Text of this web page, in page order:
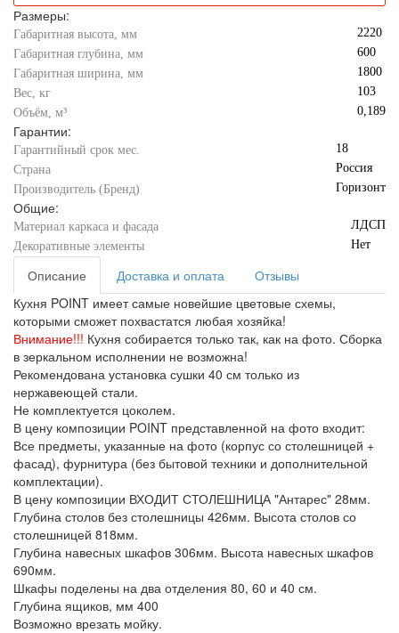
Размеры:
Габаритная высота, мм
2220
Габаритная глубина, мм
600
Габаритная ширина, мм
1800
Вес, кг
103
Объём, м³
0,189
Гарантии:
Гарантийный срок мес.
18
Страна
Россия
Производитель (Бренд)
Горизонт
Общие:
Материал каркаса и фасада
ЛДСП
Декоративные элементы
Нет
Описание Доставка и оплата
Отзывы
Кухня POINT имеет самые новейшие цветовые схемы,
которыми сможет похвастатся любая хозяйка!
Внимание!!! Кухня собирается только так, как на фото. Сборка
в зеркальном исполнении не возможна!
Рекомендована установка сушки 40 см только из
нержавеющей стали.
Не комплектуется цоколем.
В цену композиции POINT представленной на фото входит:
Все предметы, указанные на фото (корпус со столешницей +
фасад), фурнитура (без бытовой техники и дополнительной
комплектации).
В цену композиции ВХОДИТ СТОЛЕШНИЦА "Антарес" 28мм.
Глубина столов без столешницы 426мм. Высота столов со
столешницей 818мм.
Глубина навесных шкафов 306мм. Высота навесных шкафов
690мм.
Шкафы поделены на два отделения 80, 60 и 40 см.
Глубина ящиков, мм 400
Возможно врезать мойку.